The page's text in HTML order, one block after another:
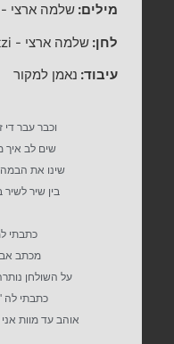
מילים:שלמה ארצי -
לחן:שלמה ארצי -
עיבוד: נאמן למקור
וכבר עבר די
שים לב
שינו את הבמה
בין שיר
כתבתי
מכתב
על השולחן
כתבתי לה
אוהב עד מוות